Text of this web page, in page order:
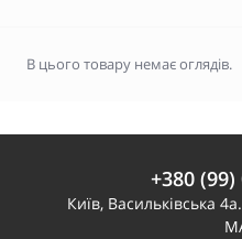
В цього товару немає оглядів.
+380 (99)
Київ, Васильківська